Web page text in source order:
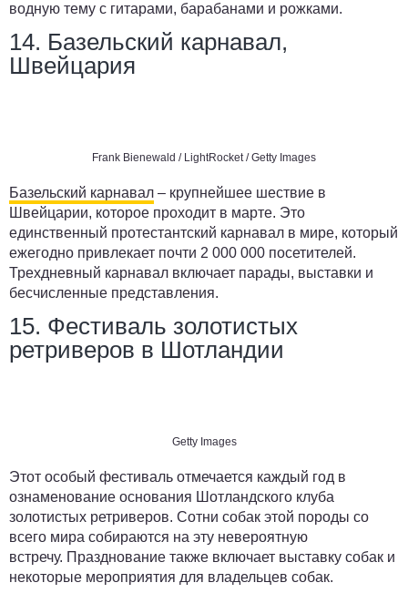
водную тему с гитарами, барабанами и рожками.
14. Базельский карнавал,
Швейцария
Frank Bienewald / LightRocket / Getty Images
Базельский карнавал – крупнейшее шествие в
Швейцарии, которое проходит в марте. Это
единственный протестантский карнавал в мире, который
ежегодно привлекает почти 2 000 000 посетителей.
Трехдневный карнавал включает парады, выставки и
бесчисленные представления.
15. Фестиваль золотистых
ретриверов в Шотландии
Getty Images
Этот особый фестиваль отмечается каждый год в
ознаменование основания Шотландского клуба
золотистых ретриверов. Сотни собак этой породы со
всего мира собираются на эту невероятную
встречу. Празднование также включает выставку собак и
некоторые мероприятия для владельцев собак.